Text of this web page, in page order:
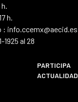
h.
: info.ccemx@aecid.es
al 28
PARTICIPA
ACTUALIDAD